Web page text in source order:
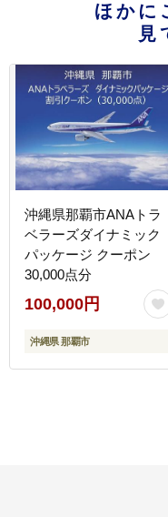
ほかに
見
沖縄県那覇市ANAトラ
ベラーズダイナミック
パッケージ クーポン
30,000点分
100,000円
沖縄県 那覇市